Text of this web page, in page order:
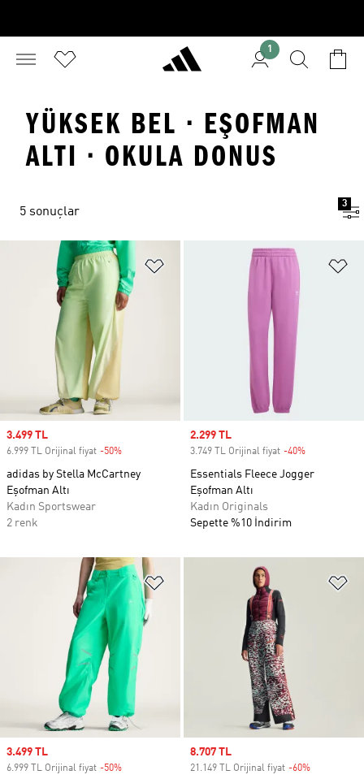
1
YÜKSEK BEL · EŞOFMAN
ALTI · OKULA DONUS
5 sonuçlar
3
Favori Listesine Ekle
Sale price
3.499 TL
6.999 TL Orijinal fiyat -50%
adidas by Stella McCartney
Eşofman Altı
Kadın Sportswear
2 renk
Sale price
2.299 TL
3.749 TL Orijinal fiyat -40%
Essentials Fleece Jogger
Eşofman Altı
Kadın Originals
Sepette %10 İndirim
Favori Listesine Ekle
Sale price
3.499 TL
6.999 TL Orijinal fiyat -50%
Sale price
8.707 TL
21.149 TL Orijinal fiyat -60%